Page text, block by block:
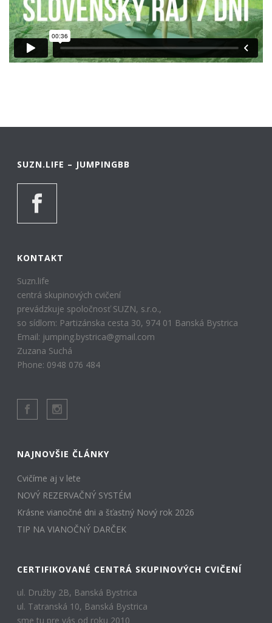
SUZN.LIFE – JUMPINGBB
KONTAKT
Suzn.life
centrá skupinových cvičení
prevádzkuje spoločnosť SUZN, s.r.o.,
so sídlom: Partizánska cesta 30, 974 01 Banská Bystrica
Email: jumping.bystrica@gmail.com
Zuzana Suchá
Phone: 0948 076 484
NAJNOVŠIE ČLÁNKY
Cvičíme aj v lete
NOVÝ REZERVAČNÝ SYSTÉM
Krásne vianočné dni a šťastný Nový rok 2026
TIP NA VIANOČNÝ DARČEK
CERTIFIKOVANÉ CENTRÁ SKUPINOVÝCH CVIČENÍ
ul. Družby 2B, Banská Bystrica
ul. Tatranská 10, Banská Bystrica
sme tu pre vás od roku 2010